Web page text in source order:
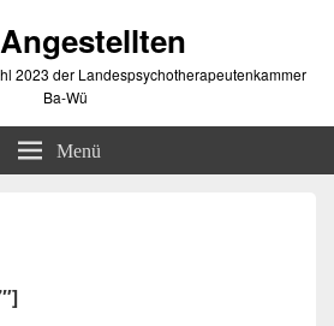
2023 der Landespsychotherapeutenkammer
Ba-Wü
Menü